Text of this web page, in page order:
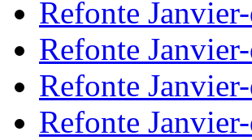
Refonte
Refonte
Refonte
Refonte